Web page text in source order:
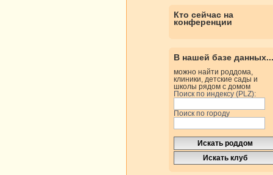
Кто сейчас на
конференции
В нашей базе данных...
можно найти роддома,
клиники, детские сады и
школы рядом с домом
Поиск по индексу (PLZ):
Поиск по городу